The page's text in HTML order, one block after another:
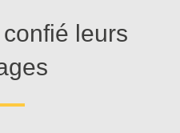
leurs